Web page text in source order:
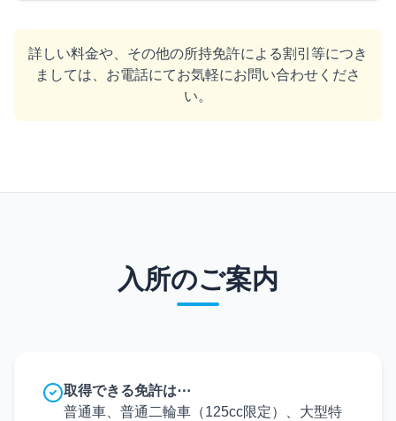
詳しい料金や、その他の所持免許による割引等につき
ましては、お電話にてお気軽にお問い合わせくださ
い。
入所のご案内
取得できる免許は⋯
普通車、普通二輪車（125cc限定）、大型特